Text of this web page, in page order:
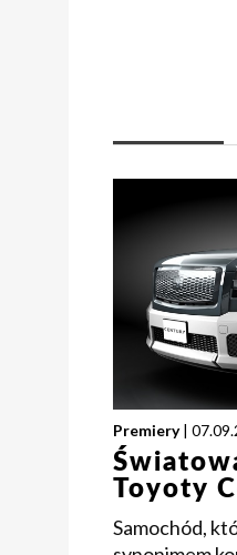
Premiery |
Toyoty
Samochód,